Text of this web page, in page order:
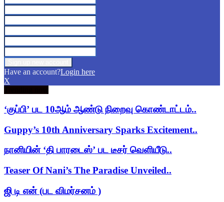
Have an account?Login here
X
‘குப்பி’ பட 10ஆம் ஆண்டு நிறைவு கொண்டாட்டம்..
Guppy’s 10th Anniversary Sparks Excitement..
நானியின் ‘தி பாரடைஸ்’ பட டீசர் வெளியீடு..
Teaser Of Nani’s The Paradise Unveiled..
ஜி டி என் (பட விமர்சனம் )